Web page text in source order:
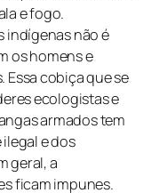
e fogo.
indígenas não é
os homens e
Essa cobiça que se
ecologistas e
armados tem
e dos
geral, a
ficam impunes.